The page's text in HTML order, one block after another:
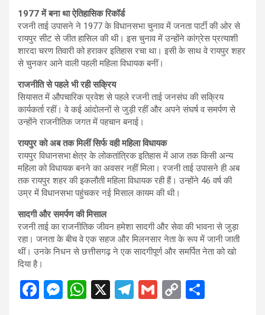
1977 में बना था ऐतिहासिक रिकॉर्ड
रजनी ताई उपासने ने 1977 के विधानसभा चुनाव में जनता पार्टी की ओर से
रायपुर सीट से जीत हासिल की थी। इस चुनाव में उन्होंने कांग्रेस प्रत्याशी
शारदा चरण तिवारी को हराकर इतिहास रचा था। इसी के साथ वे रायपुर शहर
से चुनकर आने वाली पहली महिला विधायक बनीं।
राजनीति से पहले भी रही सक्रिय
सियासत में औपचारिक प्रवेश से पहले रजनी ताई जनसंघ की सक्रिय
कार्यकर्ता रहीं। वे कई आंदोलनों से जुड़ी रहीं और अपने संघर्ष व समर्पण से
उन्होंने राजनीतिक जगत में पहचान बनाई।
रायपुर को अब तक मिलीं सिर्फ वही महिला विधायक
रायपुर विधानसभा क्षेत्र के लोकतांत्रिक इतिहास में आज तक किसी अन्य
महिला को विधायक बनने का अवसर नहीं मिला। रजनी ताई उपासने ही अब
तक रायपुर शहर की इकलौती महिला विधायक रही हैं। उन्होंने 46 वर्ष की
उम्र में विधानसभा पहुंचकर नई मिसाल कायम की थी।
सादगी और समर्पण की मिसाल
रजनी ताई का राजनीतिक जीवन हमेशा सादगी और सेवा की भावना से जुड़ा
रहा। जनता के बीच वे एक सहज और मिलनसार नेता के रूप में जानी जाती
थीं। उनके निधन से छत्तीसगढ़ ने एक सादगीपूर्ण और समर्पित नेता को खो
दिया है।
F
M W X
T
G
C